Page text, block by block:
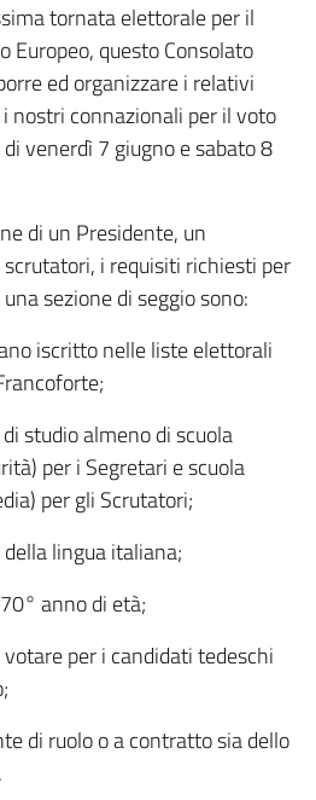
tornata elettorale per il
Europeo, questo Consolato
ed organizzare i relativi
nostri connazionali per il voto
venerdì 7 giugno e sabato 8
di un Presidente, un
i requisiti richiesti per
sezione di seggio sono:
iscritto nelle liste elettorali
studio almeno di scuola
per i Segretari e scuola
per gli Scrutatori;
lingua italiana;
anno di età;
per i candidati tedeschi
di ruolo o a contratto sia dello